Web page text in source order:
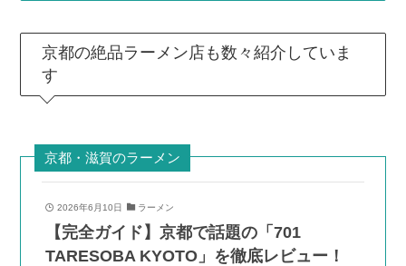
京都の絶品ラーメン店も数々紹介していま
す
京都・滋賀のラーメン
2026年6月10日 ラーメン
【完全ガイド】京都で話題の「701
TARESOBA KYOTO」を徹底レビュー！